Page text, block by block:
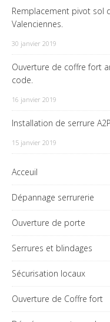
Remplacement pivot sol
Valenciennes.
30 janvier 2019
Ouverture de coffre fort
code.
16 janvier 2019
Installation de serrure
15 janvier 2019
Acceuil
Dépannage serrurerie
Ouverture de porte
Serrures et blindages
Sécurisation locaux
Ouverture de Coffre fort